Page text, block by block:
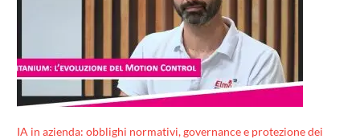
IA in azienda: obblighi normativi, governance e protezione dei